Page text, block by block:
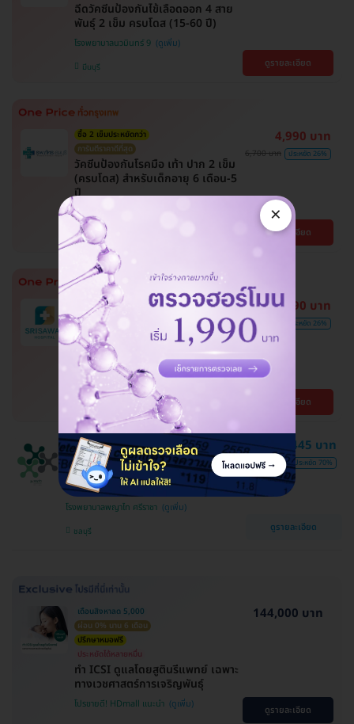
ฉีดวัคซีนป้องกันไข้เลือดออก 4 สาย
พันธุ์ 2 เข็ม ครบโดส (15-60 ปี)
โรงพยาบาลนวมินทร์ 9
มีนบุรี ดูรายละเอียด
ซื้อ 2 เข็มประหยัดกว่า
การันตีราคาดีที่สุด
วัคซีนป้องกันโรคมือ เท้า ปาก 2 เข็ม
(ครบโดส) สำหรับเด็กอายุ 6 เดือน-5
ปี
โรงพยาบาลภัทร-ธนบุรี
ปทุมธานี
4,990 บาท
6,700 บาท ประหยัด 26%
ดูรายละเอียด
ซื้อ 2 เข็มประหยัดกว่า
การันตีราคาดีที่สุด
วัคซีนป้องกันโรคมือ เท้า ปาก 2 เข็ม
(ครบโดส) สำหรับเด็กอายุ 6 เดือน-5
ปี
โรงพยาบาลศรีสวรรค์ ราชพฤกษ์
ตลิ่งชัน
4,990 บาท
6,700 บาท ประหยัด 26%
ดูรายละเอียด
ราคาพิเศษถึง 16 ส.ค. เท่านั้น
ตรวจภาวะกระดูกพรุนแขน + หลัง +
สะโพก (Bone Density 3 Parts) ด้วย
เครื่อง DEXA Scan (40 ปีขึ้นไป)
โรงพยาบาลพญาไท ศรีราชา
ชลบุรี
1,445 บาท
4,770 บาท ประหยัด 70%
ดูรายละเอียด
เดือนสิงหาลด 5,000
ผ่อน 0% นาน 6 เดือน
ปรึกษาหมอฟรี
ประหยัดได้หลายหมื่น
ทำ ICSI ดูแลโดยสูตินรีแพทย์ เฉพาะ
ทางเวชศาสตร์การเจริญพันธ์ุ
โปรขายดี! HDmall แนะนำ
144,000 บาท
ดูรายละเอียด
×